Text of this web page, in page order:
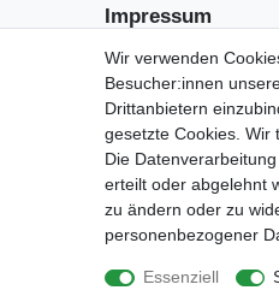
Impressum
AGB
Wir verwenden
Besucher:innen
Drittanbietern
gesetzte Cookies. Wir
Die
erteilt oder abgelehnt
zu ändern oder zu
personenbezogener
Essenziell